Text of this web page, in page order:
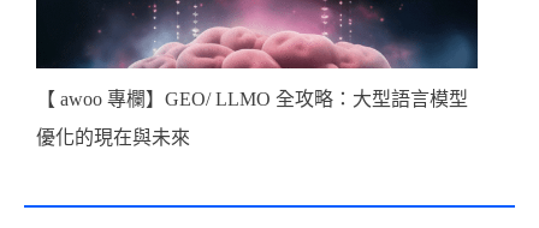
【 awoo 專欄】GEO/ LLMO 全攻略：大型語言模型
優化的現在與未來